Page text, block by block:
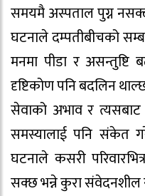
समयमै अस्पताल पुग्न
घटनाले दम्पतीबीचको
मनमा पीडा र असन्तुष्टि
दृष्टिकोण पनि बदलिन
सेवाको अभाव र त्यसबाट
समस्यालाई पनि संकेत
घटनाले कसरी
सक्छ भन्ने कुरा संवेदनशील